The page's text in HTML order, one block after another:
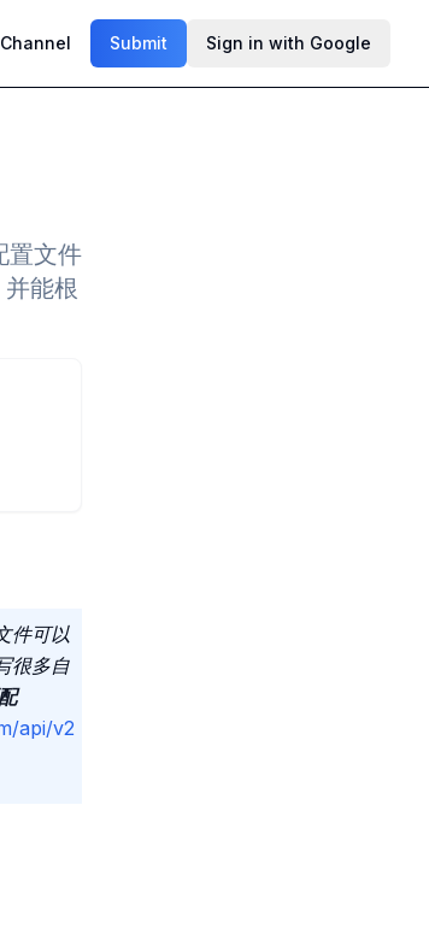
Submit Sign in with Google
置文件
能根
件可以
很多自
api/v2